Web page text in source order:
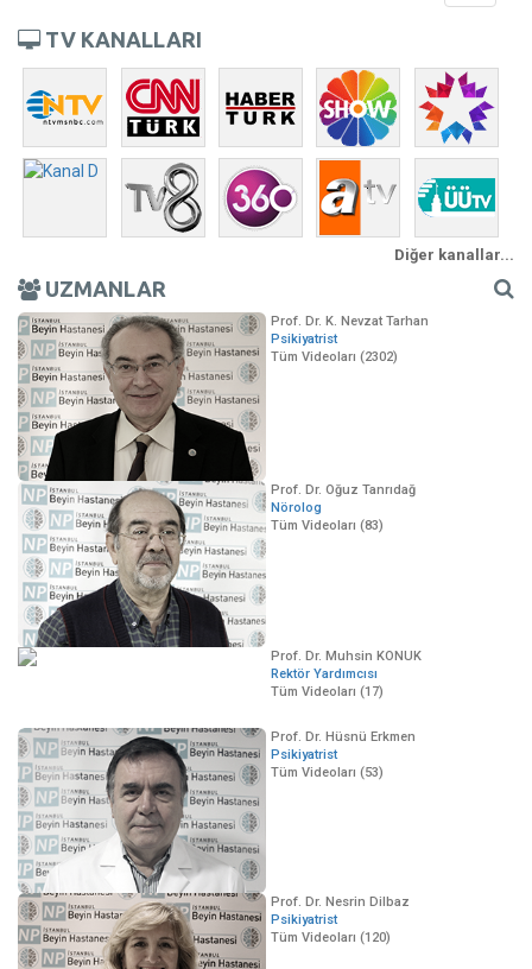
TV KANALLARI
Diğer kanallar...
UZMANLAR
Prof. Dr. K. Nevzat Tarhan
Psikiyatrist
Tüm Videoları (2302)
Prof. Dr. Oğuz Tanrıdağ
Nörolog
Tüm Videoları (83)
Prof. Dr. Muhsin KONUK
Rektör Yardımcısı
Tüm Videoları (17)
Prof. Dr. Hüsnü Erkmen
Psikiyatrist
Tüm Videoları (53)
Prof. Dr. Nesrin Dilbaz
Psikiyatrist
Tüm Videoları (120)